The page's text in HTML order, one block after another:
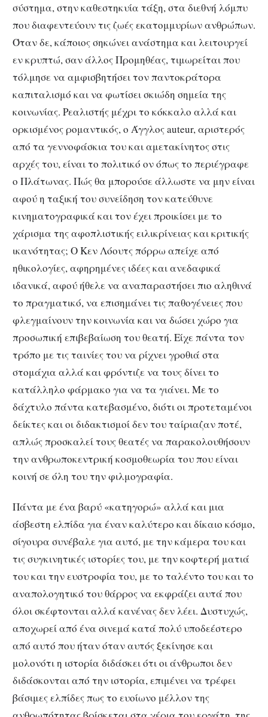
σύστημα, στην καθεστηκυία τάξη, στα διεθνή λόμπυ
που διαφεντεύουν τις ζωές εκατομμυρίων ανθρώπων.
Όταν δε, κάποιος σηκώνει ανάστημα και λειτουργεί
εν κρυπτώ, σαν άλλος Προμηθέας, τιμωρείται που
τόλμησε να αμφισβητήσει τον παντοκράτορα
καπιταλισμό και να φωτίσει σκιώδη σημεία της
κοινωνίας. Ρεαλιστής μέχρι το κόκκαλο αλλά και
ορκισμένος ρομαντικός, ο Άγγλος auteur, αριστερός
από τα γεννοφάσκια του και αμετακίνητος στις
αρχές του, είναι το πολιτικό ον όπως το περιέγραφε
ο Πλάτωνας. Πώς θα μπορούσε άλλωστε να μην είναι
αφού η ταξική του συνείδηση τον κατεύθυνε
κινηματογραφικά και τον έχει προικίσει με το
χάρισμα της αφοπλιστικής ειλικρίνειας και κριτικής
ικανότητας; Ο Κεν Λόουτς πόρρω απείχε από
ηθικολογίες, αφηρημένες ιδέες και ανεδαφικά
ιδανικά, αφού ήθελε να αναπαραστήσει πιο αληθινά
το πραγματικό, να επισημάνει τις παθογένειες που
φλεγμαίνουν την κοινωνία και να δώσει χώρο για
προσωπική επιβεβαίωση του θεατή. Είχε πάντα τον
τρόπο με τις ταινίες του να ρίχνει γροθιά στα
στομάχια αλλά και φρόντιζε να τους δίνει το
κατάλληλο φάρμακο για να τα γιάνει. Με το
δάχτυλο πάντα κατεβασμένο, διότι οι προτεταμένοι
δείκτες και οι διδακτισμοί δεν του ταίριαζαν ποτέ,
απλώς προσκαλεί τους θεατές να παρακολουθήσουν
την ανθρωποκεντρική κοσμοθεωρία του που είναι
κοινή σε όλη του την φιλμογραφία.
Πάντα με ένα βαρύ «κατηγορώ» αλλά και μια
άσβεστη ελπίδα για έναν καλύτερο και δίκαιο κόσμο,
σίγουρα συνέβαλε για αυτό, με την κάμερα του και
τις συγκινητικές ιστορίες του, με την κοφτερή ματιά
του και την ευστροφία του, με το ταλέντο του και το
αναπολογητικό του θάρρος να εκφράζει αυτά που
όλοι σκέφτονται αλλά κανένας δεν λέει. Δυστυχώς,
αποχωρεί από ένα σινεμά κατά πολύ υποδεέστερο
από αυτό που ήταν όταν αυτός ξεκίνησε και
μολονότι η ιστορία διδάσκει ότι οι άνθρωποι δεν
διδάσκονται από την ιστορία, επιμένει να τρέφει
βάσιμες ελπίδες πως το ευοίωνο μέλλον της